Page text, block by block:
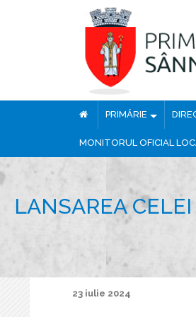
PRIMĂRIE
MONITORUL OFICIAL
LANSAREA
23 iulie 2024